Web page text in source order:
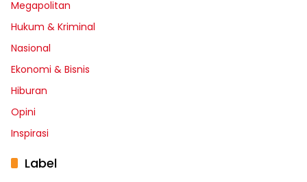
Megapolitan
Hukum & Kriminal
Nasional
Ekonomi & Bisnis
Hiburan
Opini
Inspirasi
Label